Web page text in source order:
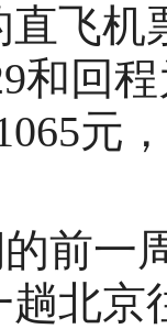
飞机
和回
元
前一
北京